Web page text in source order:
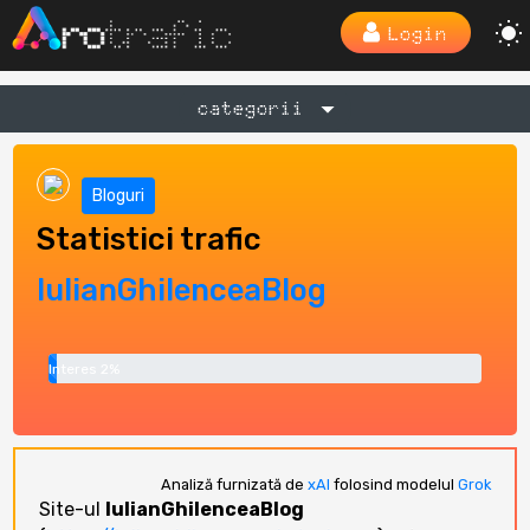
Login
categorii
Bloguri
Statistici trafic
IulianGhilenceaBlog
Interes 2%
Analiză furnizată de xAI folosind modelul Grok
Site-ul IulianGhilenceaBlog